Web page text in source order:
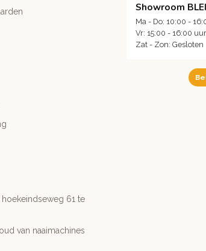
61 te
van naaimachines
Showroom
Ma - Do: 10:00 -
Vr: 15:00 - 16:00 uur
Zat - Zon: Gesloten